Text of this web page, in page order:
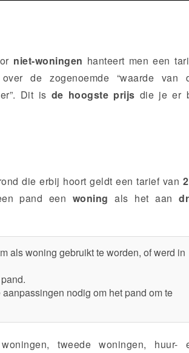
niet-woningen hanteert men een
de zogenoemde “waarde van
Dit is de hoogste prijs die je er
die erbij hoort geldt een tarief van
pand een woning als het aan
als woning gebruikt te worden, of werd in
nodig om het pand om te
tweede woningen, huur-